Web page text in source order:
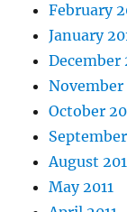
February
January
December
November
October
August
May 2011